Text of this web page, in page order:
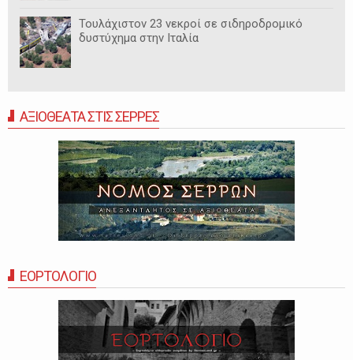
Τουλάχιστον 23 νεκροί σε σιδηροδρομικό
δυστύχημα στην Ιταλία
ΑΞΙΟΘΕΑΤΑ ΣΤΙΣ ΣΕΡΡΕΣ
ΕΟΡΤΟΛΟΓΙΟ